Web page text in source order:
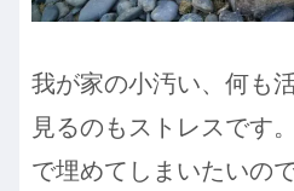
我が家の小汚い、何も
見るのもストレスです
で埋めてしまいたいの